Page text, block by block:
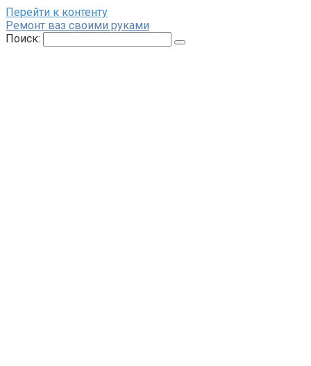
Перейти к контенту
Ремонт ваз своими руками
Поиск: